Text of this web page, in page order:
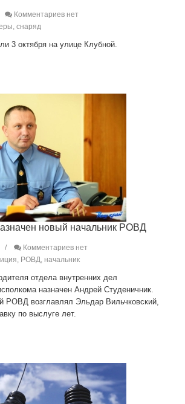
Комментариев нет
снаряд
3 октября на улице Клубной.
новый начальник РОВД
Комментариев нет
РОВД, начальник
отдела внутренних дел
назначен Андрей Студеничник.
РОВД возглавлял Эльдар Вильчковский,
по выслуге лет.